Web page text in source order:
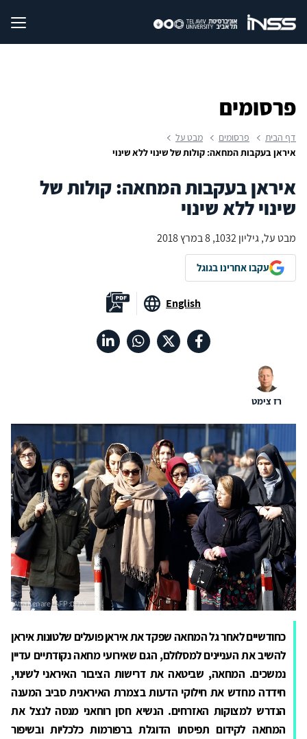
פרסומים
דף הבית פרסומים
מבט על
איראן בעקבות המחאה: קולות של שינוי ללא שינוי
איראן בעקבות המחאה: קולות של
שינוי ללא שינוי
מבט על, גיליון 1032, 8 במרץ 2018
עקבו אחרינו בגוגל
English
רז צימט
כחודשיים לאחר גל המחאה שפקד את איראן פועלים שלטונות איראן
להשיב את העניינים למסלולם, הגם שאירועי מחאה נקודתיים עדיין
נמשכים. המחאה, שביטאה את דרישות הציבור האיראני לשינוי,
חידדה מחדש את חילוקי הדעות בצמרת האיראנית סביב המענה
הנדרש למצוקות האזרחים. הנשיא חסן רוחאני מנסה לנצל את
המחאה לקידום תפיסתו הדוגלת ברפורמות כלכליות ובשיפור